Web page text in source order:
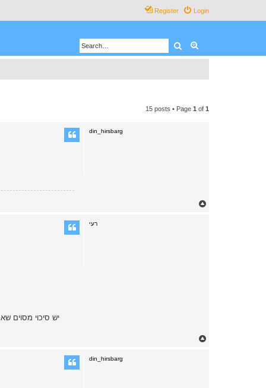
Login
Register
Search
15 posts • Page 1 of 1
din_hirsbarg
רעי
יש סיכוי מסוים
din_hirsbarg